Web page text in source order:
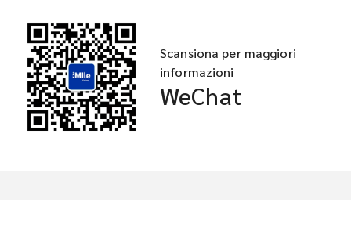
Scansiona per maggiori
informazioni
WeChat